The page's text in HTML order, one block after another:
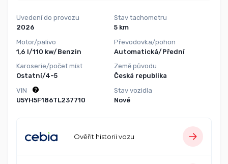
Uvedení do provozu
2026
Motor/palivo
1,6 l/110 kw/Benzin
Karoserie/počet míst
Ostatní/4-5
Stav tachometru
5 km
Převodovka/pohon
Automatická/Přední
Země původu
Česká republika
VIN
U5YH5F186TL237710
Stav vozidla
Nové
Ověřit historii vozu